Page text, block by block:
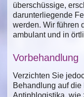
überschüssige,
darunterliegende
werden. Wir führen
ambulant und in
Vorbehandlung
Verzichten Sie
Behandlung auf
Antiphlogistika, wie